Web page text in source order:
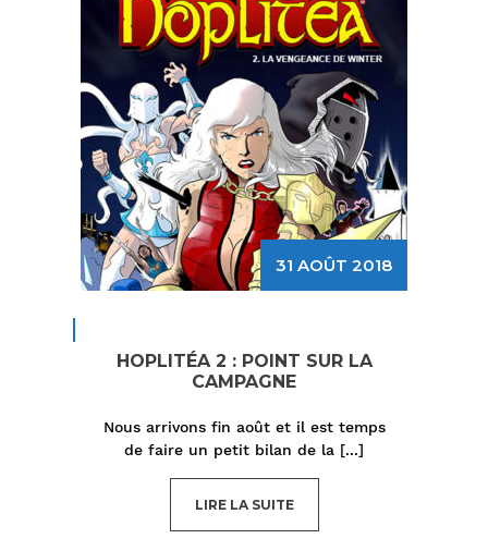
31 AOÛT 2018
HOPLITÉA 2 : POINT SUR LA
CAMPAGNE
Nous arrivons fin août et il est temps
de faire un petit bilan de la [...]
LIRE LA SUITE